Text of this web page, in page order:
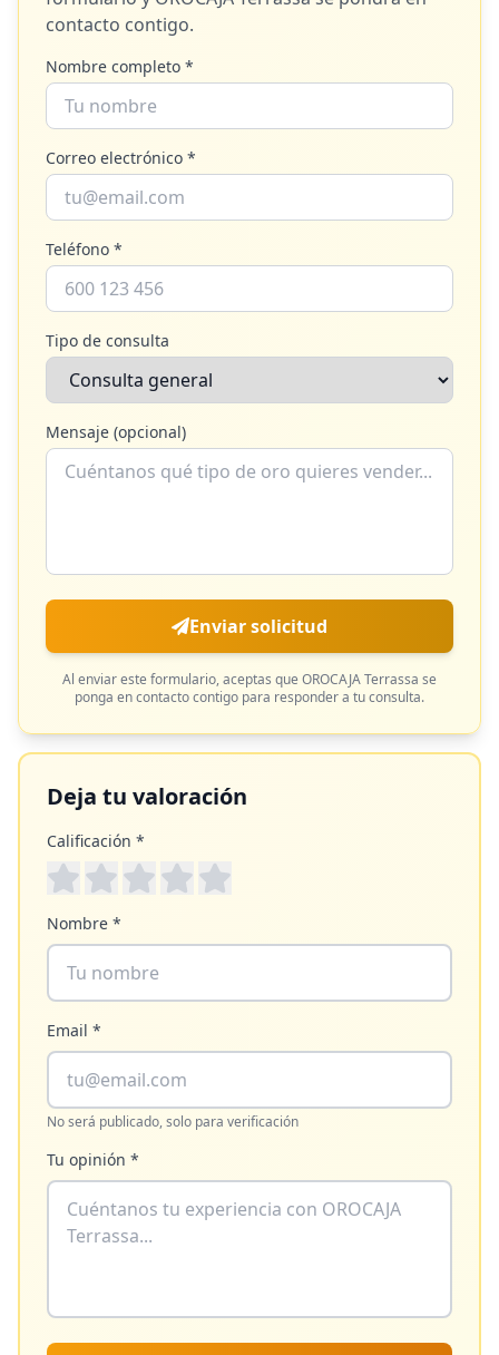
contacto contigo.
Nombre completo *
Correo electrónico *
Teléfono *
Tipo de consulta
Mensaje (opcional)
Enviar solicitud
Al enviar este formulario, aceptas que OROCAJA Terrassa se
ponga en contacto contigo para responder a tu consulta.
Deja tu valoración
Calificación *
Nombre *
Email *
No será publicado, solo para verificación
Tu opinión *